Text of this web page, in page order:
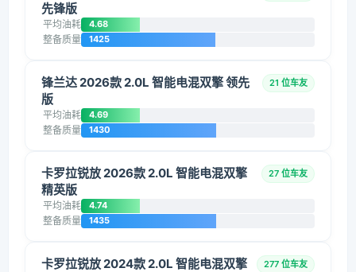
先锋版
平均油耗 4.68
整备质量 1425
锋兰达 2026款 2.0L 智能电混双擎 领先
版
21 位车友
平均油耗 4.69
整备质量 1430
卡罗拉锐放 2026款 2.0L 智能电混双擎
精英版
27 位车友
平均油耗 4.74
整备质量 1435
卡罗拉锐放 2024款 2.0L 智能电混双擎
277 位车友